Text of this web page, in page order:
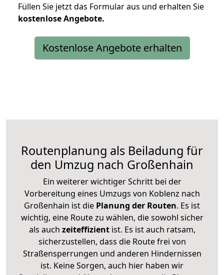
Füllen Sie jetzt das Formular aus und erhalten Sie
kostenloseAngebote.
Kostenlose Angebote erhalten
Routenplanung als Beiladung für
den Umzug nach Großenhain
Ein weiterer wichtiger Schritt bei der
Vorbereitung eines Umzugs von Koblenz nach
Großenhain ist die Planung der Routen. Es ist
wichtig, eine Route zu wählen, die sowohl sicher
als auch zeiteffizientist. Es ist auch ratsam,
sicherzustellen, dass die Route frei von
Straßensperrungen und anderen Hindernissen
ist. Keine Sorgen, auch hier haben wir